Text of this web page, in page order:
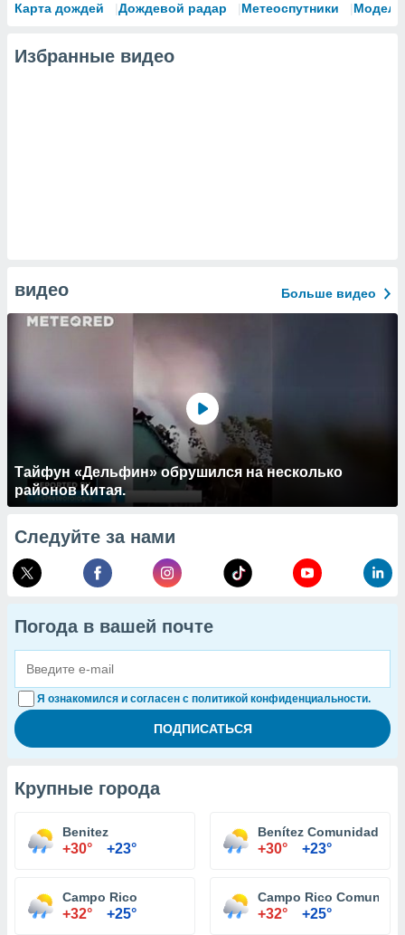
Карта дождей Дождевой радар Метеоспутники Модели
Избранные видео
видео Больше видео
Тайфун «Дельфин» обрушился на несколько
районов Китая.
Следуйте за нами
Погода в вашей почте
Я ознакомился и согласен с политикой конфиденциальности.
Крупные города
Benitez
+30° +23°
Benítez Comunidad
+30° +23°
Campo Rico
+32° +25°
Campo Rico
+32° +25°